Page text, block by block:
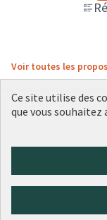
Voir toutes les
(Lien externe)
(Lien externe)
(Lien(Lien
Ce site utilise des
que vous souhaitez